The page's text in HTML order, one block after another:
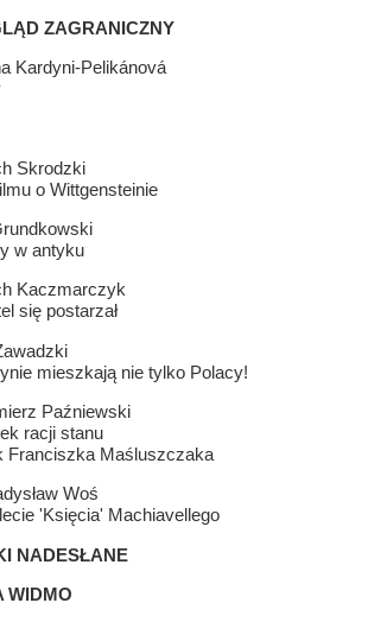
ZAGRANICZNY
Kardyni-Pelikánová
Skrodzki
o Wittgensteinie
w antyku
Kaczmarczyk
się postarzał
mieszkają nie tylko Polacy!
Paźniewski
racji stanu
Franciszka Maśluszczaka
Woś
'Księcia' Machiavellego
NADESŁANE
WIDMO